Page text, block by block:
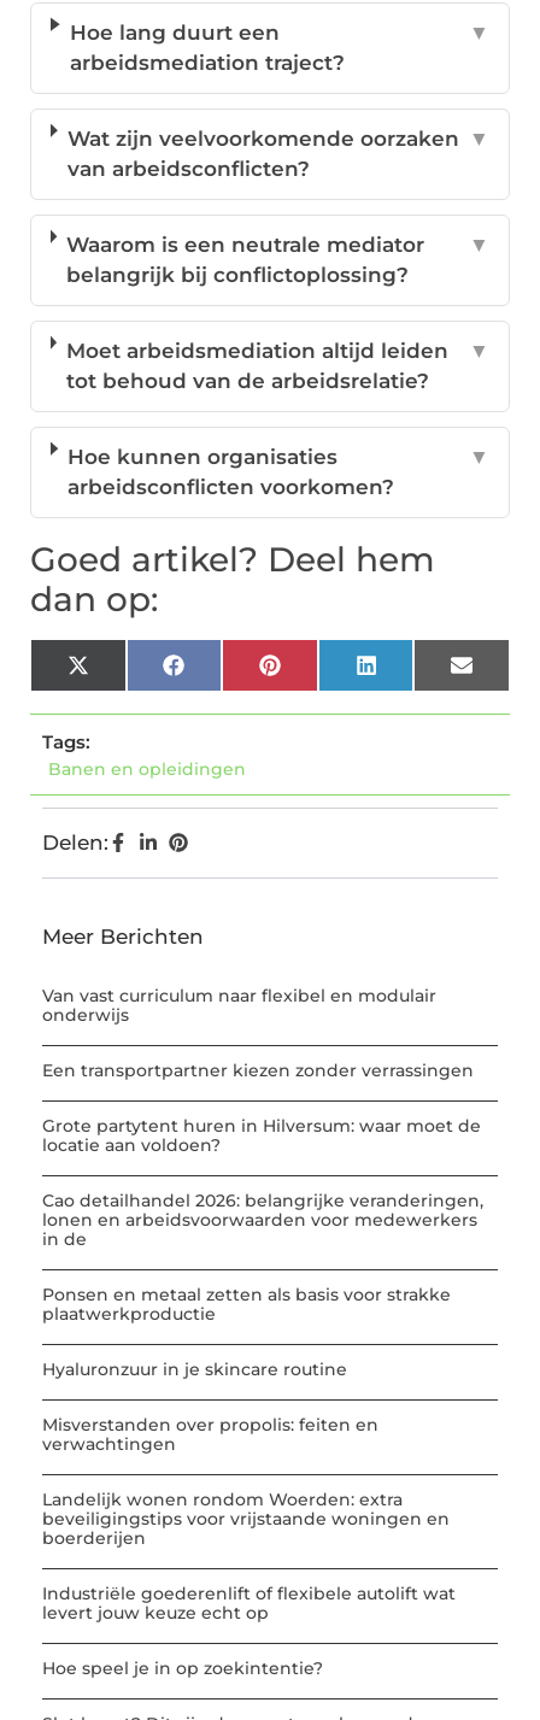
Hoe lang duurt een
arbeidsmediation traject?
▼
Wat zijn veelvoorkomende oorzaken
van arbeidsconflicten?
▼
Waarom is een neutrale mediator
belangrijk bij conflictoplossing?
▼
Moet arbeidsmediation altijd leiden
tot behoud van de arbeidsrelatie?
▼
Hoe kunnen organisaties
arbeidsconflicten voorkomen?
▼
Goed artikel? Deel hem
dan op:
X
(Twitter)
FacebookPinterestLinkedInEmail
Tags:
Banen en opleidingen
Delen:
Meer Berichten
Van vast curriculum naar flexibel en modulair
onderwijs
Een transportpartner kiezen zonder verrassingen
Grote partytent huren in Hilversum: waar moet de
locatie aan voldoen?
Cao detailhandel 2026: belangrijke veranderingen,
lonen en arbeidsvoorwaarden voor medewerkers
in de
Ponsen en metaal zetten als basis voor strakke
plaatwerkproductie
Hyaluronzuur in je skincare routine
Misverstanden over propolis: feiten en
verwachtingen
Landelijk wonen rondom Woerden: extra
beveiligingstips voor vrijstaande woningen en
boerderijen
Industriële goederenlift of flexibele autolift wat
levert jouw keuze echt op
Hoe speel je in op zoekintentie?